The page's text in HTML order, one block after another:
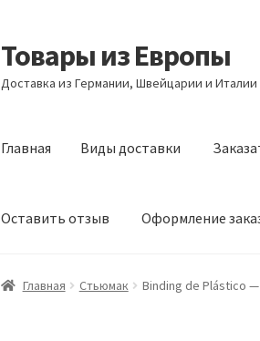
Перейти
к
навигации
Перейти
к
содержимому
Товары из Европы
Доставка из Германии, Швейцарии и Италии
Главная Виды доставки
Оставить отзыв Оформление
Главная Виды доставки Заказать
Главная Стьюмак Binding de Plástico —